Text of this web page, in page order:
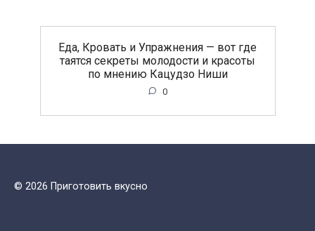
Еда, Кровать и Упражнения — вот где
таятся секреты молодости и красоты
по мнению Кацудзо Ниши
0
© 2026 Приготовить вкусно